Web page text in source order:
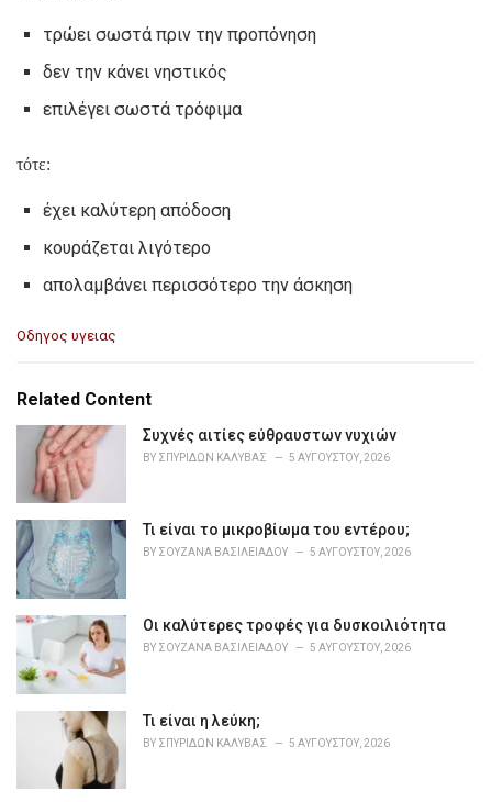
τρώει σωστά πριν την προπόνηση
δεν την κάνει νηστικός
επιλέγει σωστά τρόφιμα
τότε:
έχει καλύτερη απόδοση
κουράζεται λιγότερο
απολαμβάνει περισσότερο την άσκηση
C
e
:
Οδηγος υγειας
Related Content
Συχνές αιτίες εύθραυστων νυχιών
BY ΣΠΥΡΊΔΩΝ ΚΑΛΎΒΑΣ 5 ΑΥΓΟΎΣΤΟΥ, 2026
Τι είναι το μικροβίωμα του εντέρου;
BY ΣΟΥΖΆΝΑ ΒΑΣΙΛΕΙΆΔΟΥ 5 ΑΥΓΟΎΣΤΟΥ, 2026
Οι καλύτερες τροφές για δυσκοιλιότητα
BY ΣΟΥΖΆΝΑ ΒΑΣΙΛΕΙΆΔΟΥ 5 ΑΥΓΟΎΣΤΟΥ, 2026
Τι είναι η λεύκη;
BY ΣΠΥΡΊΔΩΝ ΚΑΛΎΒΑΣ 5 ΑΥΓΟΎΣΤΟΥ, 2026